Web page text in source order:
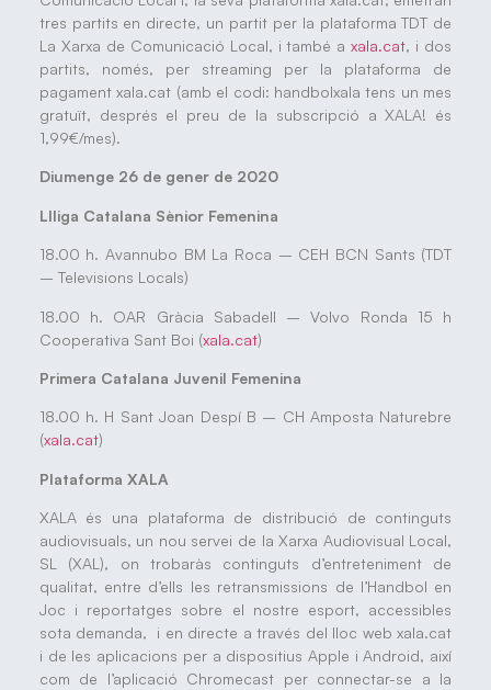
tres partits en directe, un partit per la plataforma TDT de
La Xarxa de Comunicació Local, i també axala.cat, i dos
partits, només, per streaming per la plataforma de
pagament xala.cat (amb el codi: handbolxala tens un mes
gratuït, després el preu de la subscripció a XALA! és
1,99€/mes).
Diumenge 26 de gener de 2020
Llliga Catalana Sènior Femenina
18.00 h. Avannubo BM La Roca – CEH BCN Sants (TDT
– Televisions Locals)
18.00 h. OAR Gràcia Sabadell – Volvo Ronda 15 h
Cooperativa Sant Boi (xala.cat)
Primera Catalana Juvenil Femenina
18.00 h. H Sant Joan Despí B – CH Amposta Naturebre
(xala.cat)
Plataforma XALA
XALA és una plataforma de distribució de continguts
audiovisuals, un nou servei de la Xarxa Audiovisual Local,
SL (XAL), on trobaràs continguts d’entreteniment de
qualitat, entre d’ells les retransmissions de l’Handbol en
Joc i reportatges sobre el nostre esport, accessibles
sota demanda, i en directe a través del lloc web xala.cat
i de les aplicacions per a dispositius Apple i Android, així
com de l’aplicació Chromecast per connectar-se a la